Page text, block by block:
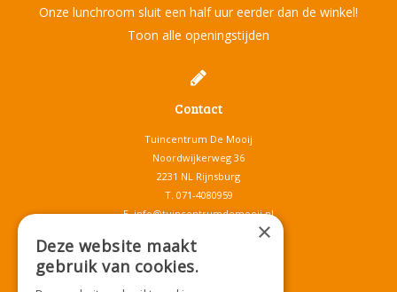
Onze lunchroom sluit een half uur eerder dan de winkel!
Toon alle openingstijden
Contact
Tuincentrum De Mooij
Noordwijkerweg 36
2231 NL Rijnsburg
T. 071-4080959
E.info@tuincentrumdemooij.nl
Download onze App!
×
Deze website maakt
gebruik van cookies.